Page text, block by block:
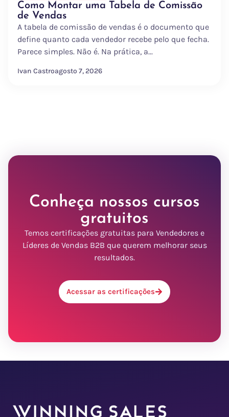
Como Montar uma Tabela de Comissão
de Vendas
A tabela de comissão de vendas é o documento que
define quanto cada vendedor recebe pelo que fecha.
Parece simples. Não é. Na prática, a...
Ivan Castroagosto 7, 2026
Conheça nossos cursos
gratuitos
Temos certificações gratuitas para Vendedores e
Líderes de Vendas B2B que querem melhorar seus
resultados.
Acessar as certificações